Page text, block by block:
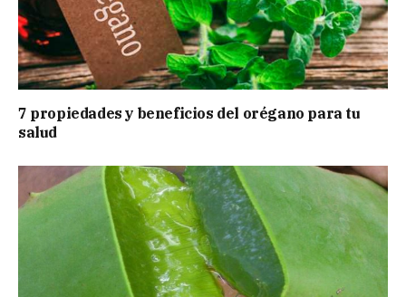
7 propiedades y beneficios del orégano para tu
salud